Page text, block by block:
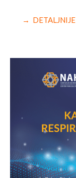
→ DETALJNIJE